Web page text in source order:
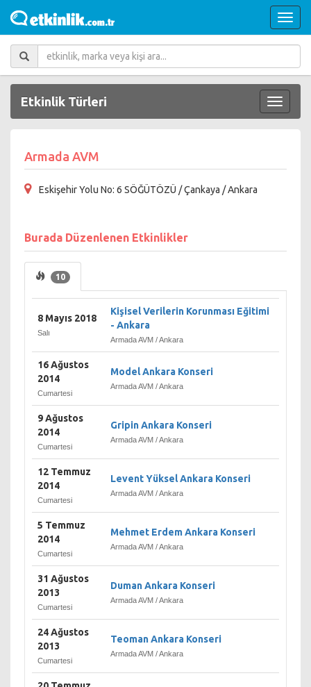
Etkinlik Türleri
Armada AVM
Eskişehir Yolu No: 6 SÖĞÜTÖZÜ / Çankaya / Ankara
Burada Düzenlenen Etkinlikler
10
8 Mayıs 2018
Salı
Kişisel Verilerin Korunması Eğitimi
- Ankara
Armada AVM / Ankara
16 Ağustos
2014
Cumartesi
Model Ankara Konseri
Armada AVM / Ankara
9 Ağustos
2014
Cumartesi
Gripin Ankara Konseri
Armada AVM / Ankara
12 Temmuz
2014
Cumartesi
Levent Yüksel Ankara Konseri
Armada AVM / Ankara
5 Temmuz
2014
Cumartesi
Mehmet Erdem Ankara Konseri
Armada AVM / Ankara
31 Ağustos
2013
Cumartesi
Duman Ankara Konseri
Armada AVM / Ankara
24 Ağustos
2013
Cumartesi
Teoman Ankara Konseri
Armada AVM / Ankara